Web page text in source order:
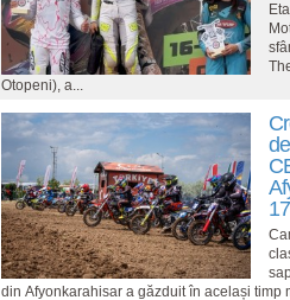
Otopeni), a...
din Afyonkarahisar a găzduit în același timp